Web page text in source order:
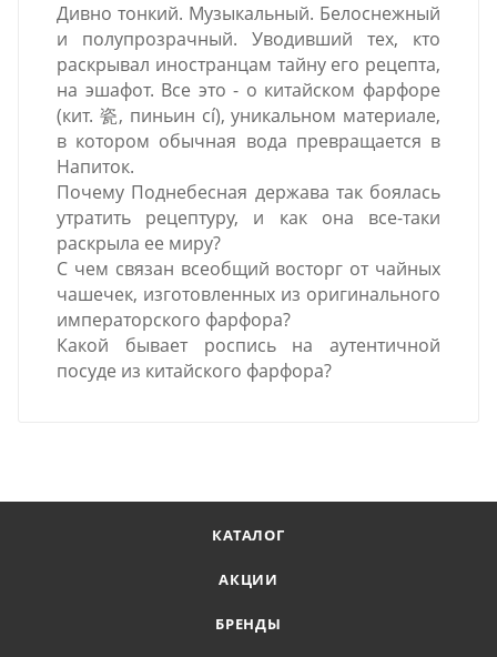
Дивно тонкий. Музыкальный. Белоснежный
и полупрозрачный. Уводивший тех, кто
раскрывал иностранцам тайну его рецепта,
на эшафот. Все это - о китайском фарфоре
(кит. 瓷, пиньин cí), уникальном материале,
в котором обычная вода превращается в
Напиток.
Почему Поднебесная держава так боялась
утратить рецептуру, и как она все-таки
раскрыла ее миру?
С чем связан всеобщий восторг от чайных
чашечек, изготовленных из оригинального
императорского фарфора?
Какой бывает роспись на аутентичной
посуде из китайского фарфора?
КАТАЛОГ
АКЦИИ
БРЕНДЫ